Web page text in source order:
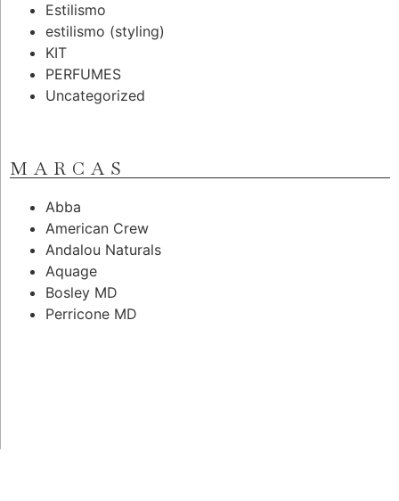
Estilismo
estilismo (styling)
KIT
PERFUMES
Uncategorized
MARCAS
Abba
American Crew
Andalou Naturals
Aquage
Bosley MD
Perricone MD